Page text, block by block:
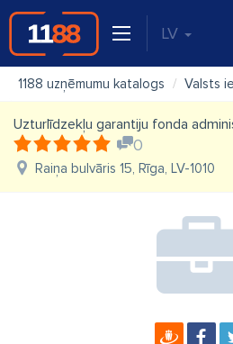
LV
1188 uzņēmumu katalogs Valsts
Uzturlīdzekļu garantiju fonda
0
Raiņa bulvāris 15, Rīga, LV-1010